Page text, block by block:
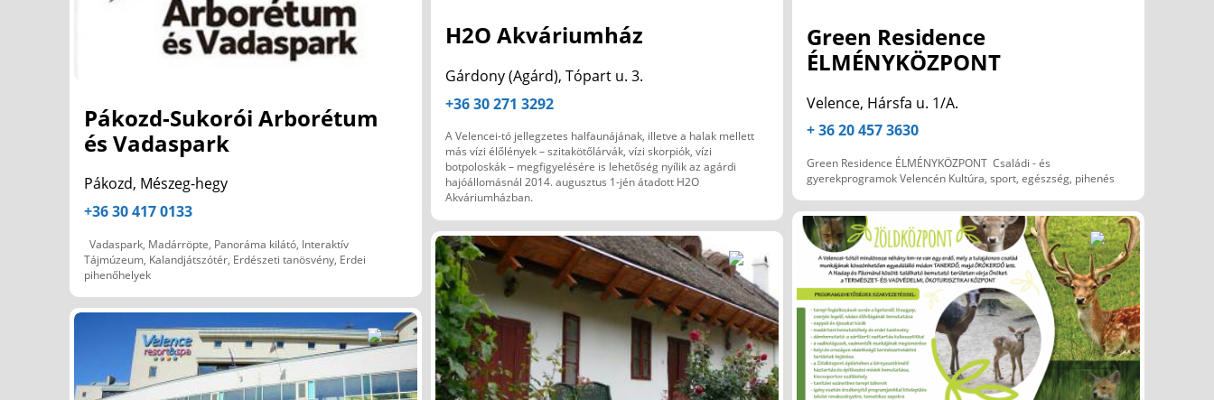
Pákozd-Sukorói Arborétum
és Vadaspark
Pákozd, Mészeg-hegy
+36 30 417 0133
Vadaspark, Madárröpte, Panoráma kilátó, Interaktív
Tájmúzeum, Kalandjátszótér, Erdészeti tanösvény, Erdei
pihenőhelyek
H2O Akváriumház
Gárdony (Agárd), Tópart u. 3.
+36 30 271 3292
A Velencei-tó jellegzetes halfaunájának, illetve a halak mellett
más vízi élőlények – szitakötőlárvák, vízi skorpiók, vízi
botpoloskák – megfigyelésére is lehetőség nyílik az agárdi
hajóállomásnál 2014. augusztus 1-jén átadott H2O
Akváriumházban.
Green Residence
ÉLMÉNYKÖZPONT
Velence, Hársfa u. 1/A.
+ 36 20 457 3630
Green Residence ÉLMÉNYKÖZPONT Családi - és
gyerekprogramok Velencén Kultúra, sport, egészség, pihenés